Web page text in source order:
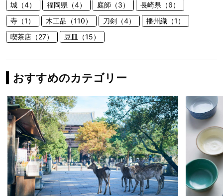
城（4） 福岡県（4） 庭師（3）
長崎県（6）
寺（1）
木工品（110） 刀剣（4）
播州織（1）
喫茶店（27）
豆皿（15）
おすすめのカテゴリー